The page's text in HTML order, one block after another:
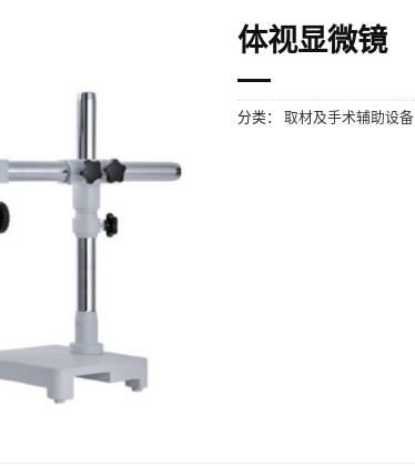
体视显微镜
分类： 取材及手术辅助设备